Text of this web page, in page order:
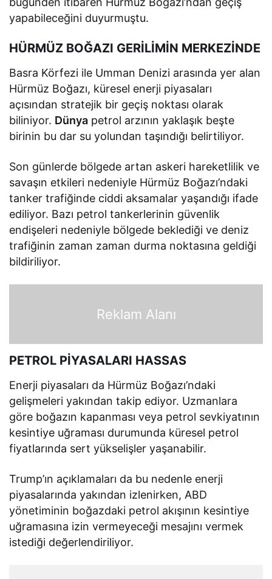
yapabileceğini duyurmuştu.
HÜRMÜZ BOĞAZI GERİLİMİN MERKEZİNDE
Basra Körfezi ile Umman Denizi arasında yer alan
Hürmüz Boğazı, küresel enerji piyasaları
açısından stratejik bir geçiş noktası olarak
biliniyor. Dünya petrol arzının yaklaşık beşte
birinin bu dar su yolundan taşındığı belirtiliyor.
Son günlerde bölgede artan askeri hareketlilik ve
savaşın etkileri nedeniyle Hürmüz Boğazı’ndaki
tanker trafiğinde ciddi aksamalar yaşandığı ifade
ediliyor. Bazı petrol tankerlerinin güvenlik
endişeleri nedeniyle bölgede beklediği ve deniz
trafiğinin zaman zaman durma noktasına geldiği
bildiriliyor.
Reklam Alanı
PETROL PİYASALARI HASSAS
Enerji piyasaları da Hürmüz Boğazı’ndaki
gelişmeleri yakından takip ediyor. Uzmanlara
göre boğazın kapanması veya petrol sevkiyatının
kesintiye uğraması durumunda küresel petrol
fiyatlarında sert yükselişler yaşanabilir.
Trump’ın açıklamaları da bu nedenle enerji
piyasalarında yakından izlenirken, ABD
yönetiminin boğazdaki petrol akışının kesintiye
uğramasına izin vermeyeceği mesajını vermek
istediği değerlendiriliyor.